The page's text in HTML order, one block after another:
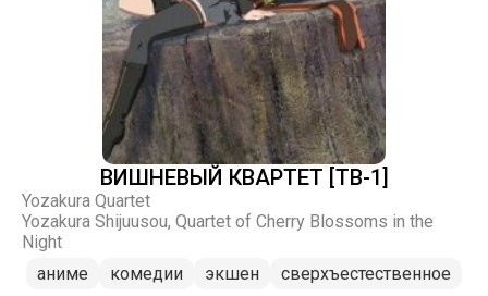
ВИШНЕВЫЙ КВАРТЕТ [ТВ-1]
Yozakura Quartet
Yozakura Shijuusou, Quartet of Cherry Blossoms in the
Night
аниме
комедии экшен сверхъестественное